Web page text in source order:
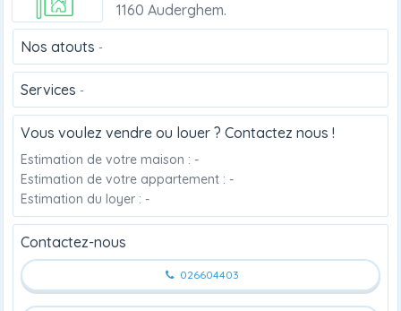
1160 Auderghem.
Nos atouts -
Services -
Vous voulez vendre ou louer ? Contactez nous !
Estimation de votre maison : -
Estimation de votre appartement : -
Estimation du loyer : -
Contactez-nous
026604403